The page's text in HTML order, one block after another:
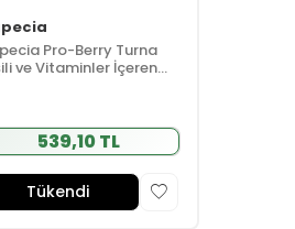
Pro-Berry Turna
ve Vitaminler İçeren
539,10 TL
Tükendi